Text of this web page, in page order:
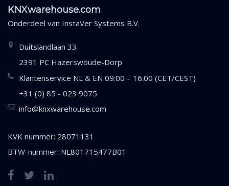
KNXwarehouse.com
Onderdeel van InstaVer Systems B.V.
Duitslandlaan 33
2391 PC Hazerswoude-Dorp
Klantenservice NL & EN 09:00 – 16:00 (CET/CEST)
+31 (0) 85 - 023 9075
info@knxwarehouse.com
KVK nummer: 28071131
BTW-nummer: NL801715477B01